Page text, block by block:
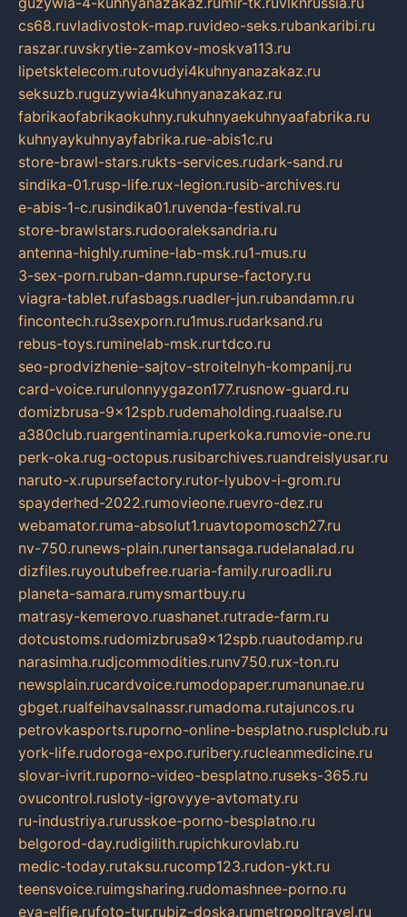
cs68.ruvladivostok-map.ruvideo-seks.rubankaribi.ru
raszar.ruvskrytie-zamkov-moskva113.ru
lipetsktelecom.rutovudyi4kuhnyanazakaz.ru
seksuzb.ruguzywia4kuhnyanazakaz.ru
fabrikaofabrikaokuhny.rukuhnyaekuhnyaafabrika.ru
kuhnyaykuhnyayfabrika.rue-abis1c.ru
store-brawl-stars.rukts-services.rudark-sand.ru
sindika-01.rusp-life.rux-legion.rusib-archives.ru
e-abis-1-c.rusindika01.ruvenda-festival.ru
store-brawlstars.rudooraleksandria.ru
antenna-highly.rumine-lab-msk.ru1-mus.ru
3-sex-porn.ruban-damn.rupurse-factory.ru
viagra-tablet.rufasbags.ruadler-jun.rubandamn.ru
fincontech.ru3sexporn.ru1mus.rudarksand.ru
rebus-toys.ruminelab-msk.rurtdco.ru
seo-prodvizhenie-sajtov-stroitelnyh-kompanij.ru
card-voice.rurulonnyygazon177.rusnow-guard.ru
domizbrusa-9x12spb.rudemaholding.ruaalse.ru
a380club.ruargentinamia.ruperkoka.rumovie-one.ru
perk-oka.rug-octopus.rusibarchives.ruandreislyusar.ru
naruto-x.rupursefactory.rutor-lyubov-i-grom.ru
spayderhed-2022.rumovieone.ruevro-dez.ru
webamator.ruma-absolut1.ruavtopomosch27.ru
nv-750.runews-plain.runertansaga.rudelanalad.ru
dizfiles.ruyoutubefree.ruaria-family.ruroadli.ru
planeta-samara.rumysmartbuy.ru
matrasy-kemerovo.ruashanet.rutrade-farm.ru
dotcustoms.rudomizbrusa9x12spb.ruautodamp.ru
narasimha.rudjcommodities.runv750.rux-ton.ru
newsplain.rucardvoice.rumodopaper.rumanunae.ru
gbget.rualfeihavsalnassr.rumadoma.rutajuncos.ru
petrovkasports.ruporno-online-besplatno.rusplclub.ru
york-life.rudoroga-expo.ruribery.rucleanmedicine.ru
slovar-ivrit.ruporno-video-besplatno.ruseks-365.ru
ovucontrol.rusloty-igrovyye-avtomaty.ru
ru-industriya.rurusskoe-porno-besplatno.ru
belgorod-day.rudigilith.rupichkurovlab.ru
medic-today.rutaksu.rucomp123.rudon-ykt.ru
teensvoice.ruimgsharing.rudomashnee-porno.ru
eva-elfie.rufoto-tur.rubiz-doska.rumetropoltravel.ru